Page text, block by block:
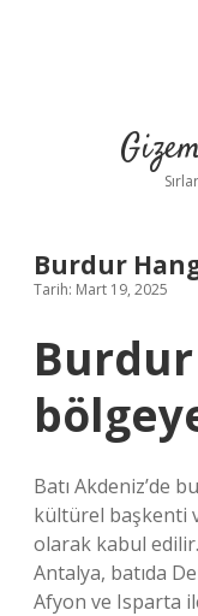
Burdur
Tarih: Mart 19, 2025
Batı Akdeniz’de
kültürel başkenti
olarak kabul
Antalya, batıda
Afyon ve Isparta